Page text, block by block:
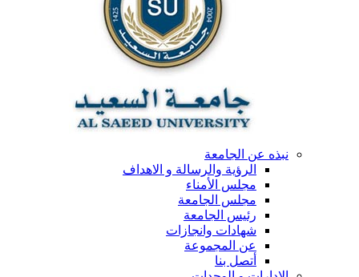
نبذه عن الجامعة
الرؤية والرسالة و الاهداف
مجلس الأمناء
مجلس الجامعة
رئيس الجامعة
شهادات وانجازات
عن المجموعة
أتصل بنا